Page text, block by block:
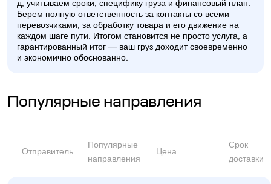
д, учитываем сроки, специфику груза и финансовый план.
Берем полную ответственность за контакты со всеми
перевозчиками, за обработку товара и его движение на
каждом шаге пути. Итогом становится не просто услуга, а
гарантированный итог — ваш груз доходит своевременно
и экономично обоснованно.
Популярные направления
Отправитель
Популярные
направления
Цена
Срок
доставки